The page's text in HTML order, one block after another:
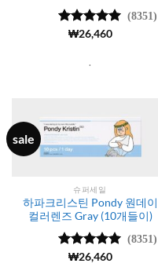
5 중에서
(8351)
₩26,460
.
sale
슈퍼세일
하파크리스틴 Pondy 원데이
컬러렌즈 Gray (10개들이)
5 중에서
(8351)
₩26,460